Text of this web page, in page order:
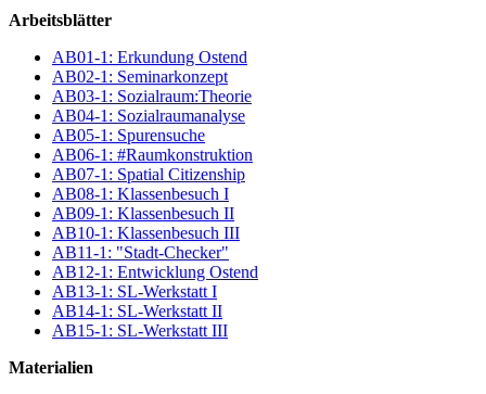
Arbeitsblätter
AB01-1: Erkundung Ostend
AB02-1: Seminarkonzept
AB03-1: Sozialraum:Theorie
AB04-1: Sozialraumanalyse
AB05-1: Spurensuche
AB06-1: #Raumkonstruktion
AB07-1: Spatial Citizenship
AB08-1: Klassenbesuch I
AB09-1: Klassenbesuch II
AB10-1: Klassenbesuch III
AB11-1: "Stadt-Checker"
AB12-1: Entwicklung Ostend
AB13-1: SL-Werkstatt I
AB14-1: SL-Werkstatt II
AB15-1: SL-Werkstatt III
Materialien